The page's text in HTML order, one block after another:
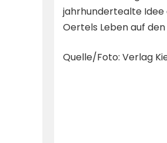
jahrhundertealte Idee
Oertels Leben auf
Quelle/Foto: Verlag